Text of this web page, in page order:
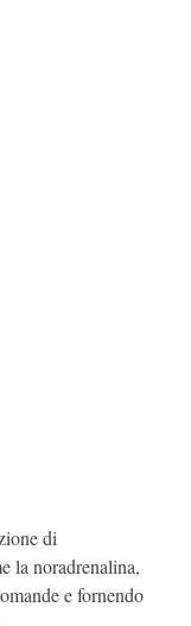
la noradrenalina,
e fornendo